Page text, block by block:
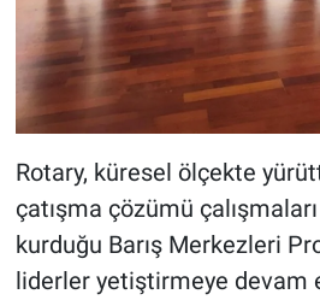
Rotary, küresel ölçekte
çatışma çözümü
kurduğu Barış Merkezleri
liderler yetiştirmeye devam